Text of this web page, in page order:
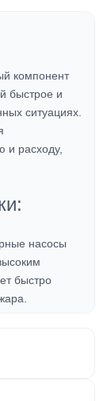
компонент
быстрое и
ситуациях.
и расходу,
насосы
быстро